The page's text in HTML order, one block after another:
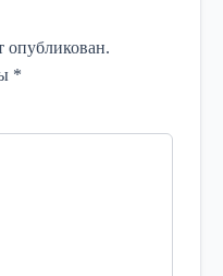
опубликован.
*